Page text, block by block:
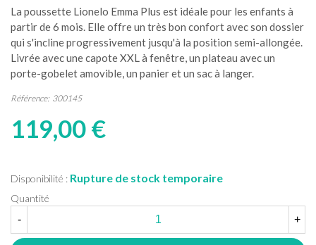
La poussette Lionelo Emma Plus est idéale pour les enfants à
partir de 6 mois. Elle offre un très bon confort avec son dossier
qui s'incline progressivement jusqu'à la position semi-allongée.
Livrée avec une capote XXL à fenêtre, un plateau avec un
porte-gobelet amovible, un panier et un sac à langer.
Référence: 300145
119,00 €
Disponibilité : Rupture de stock temporaire
Quantité
-
+